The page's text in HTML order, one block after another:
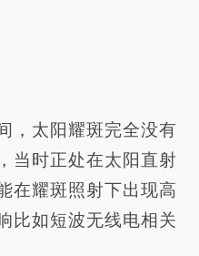
，太阳耀斑完全没有
当时正处在太阳直射
在耀斑照射下出现高
比如短波无线电相关